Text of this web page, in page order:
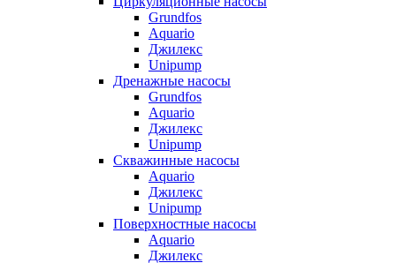
Grundfos
Aquario
Джилекс
Unipump
Дренажные насосы
Grundfos
Aquario
Джилекс
Unipump
Скважинные насосы
Aquario
Джилекс
Unipump
Поверхностные насосы
Aquario
Джилекс